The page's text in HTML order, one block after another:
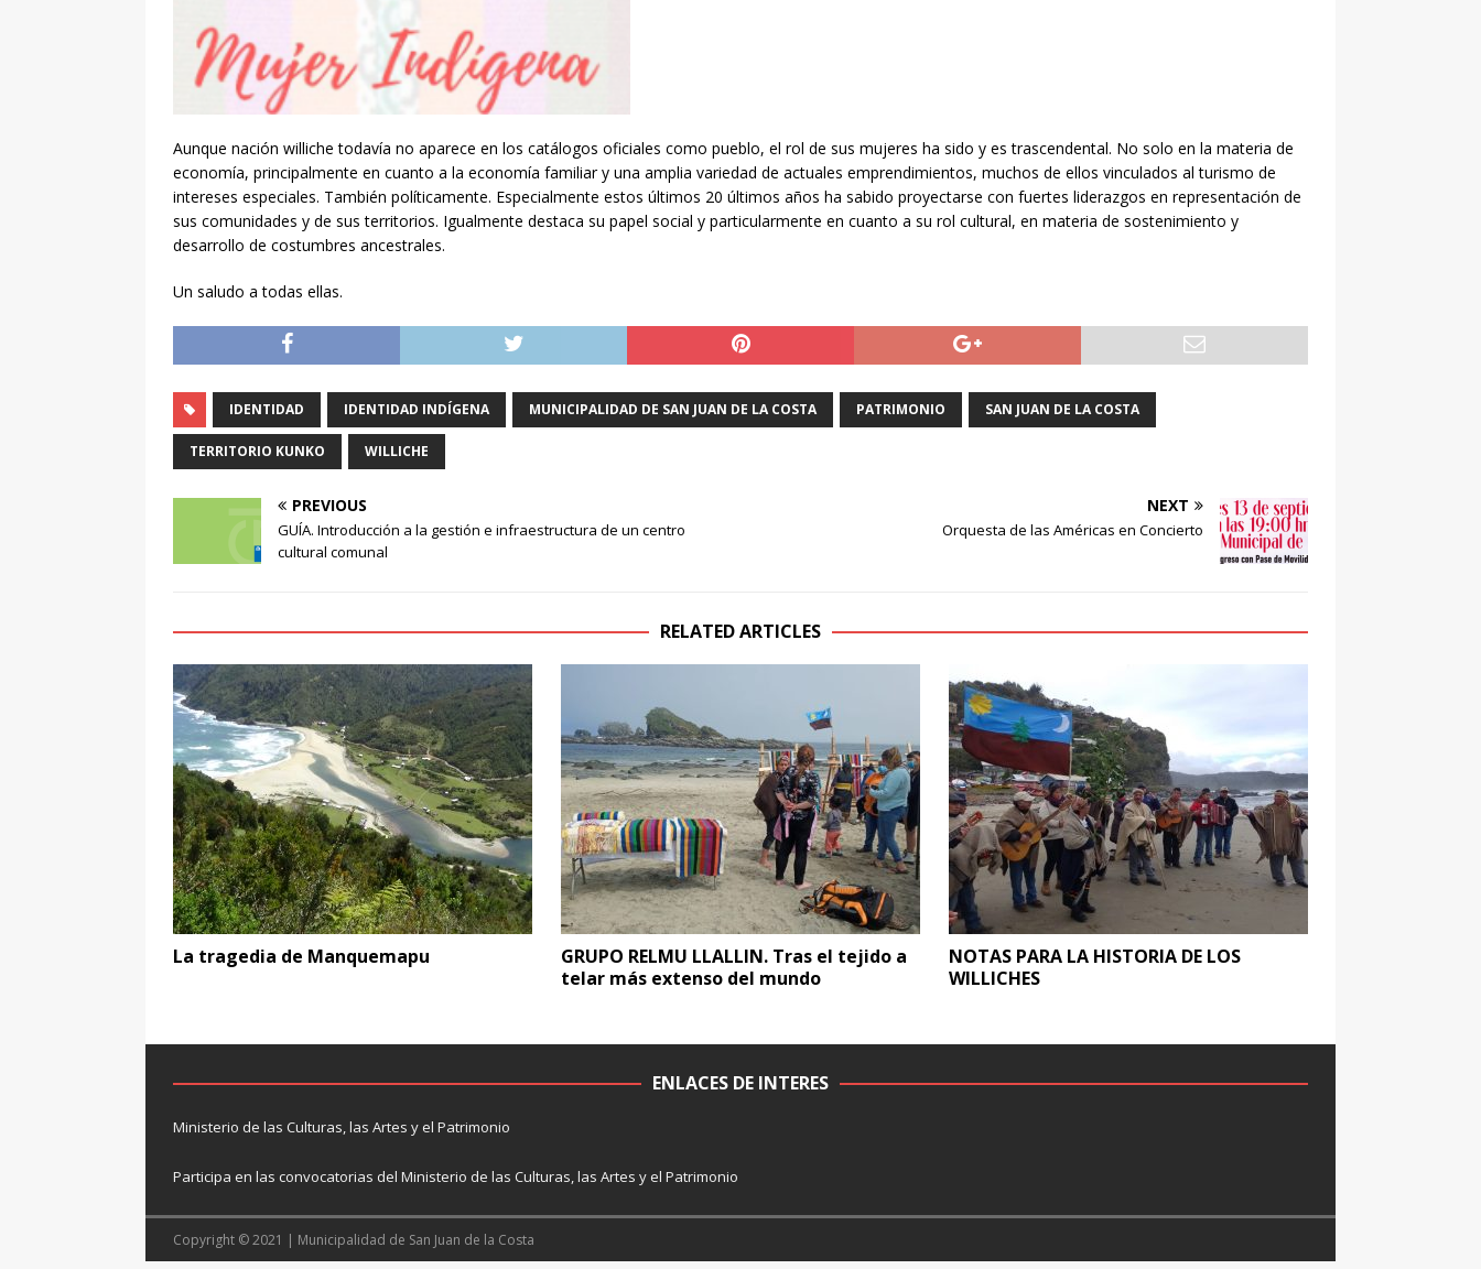
Aunque nación williche todavía no aparece en los catálogos oficiales como pueblo, el rol de sus mujeres ha sido y es trascendental. No solo en la materia de
economía, principalmente en cuanto a la economía familiar y una amplia variedad de actuales emprendimientos, muchos de ellos vinculados al turismo de
intereses especiales. También políticamente. Especialmente estos últimos 20 últimos años ha sabido proyectarse con fuertes liderazgos en representación de
sus comunidades y de sus territorios. Igualmente destaca su papel social y particularmente en cuanto a su rol cultural, en materia de sostenimiento y
desarrollo de costumbres ancestrales.
Un saludo a todas ellas.
IDENTIDAD IDENTIDAD INDÍGENA MUNICIPALIDAD DE SAN JUAN DE LA COSTA PATRIMONIO SAN JUAN DE LA COSTA
TERRITORIO KUNKO WILLICHE
PREVIOUS
GUÍA. Introducción a la gestión e infraestructura de un centro
cultural comunal
NEXT
Orquesta de las Américas en Concierto
RELATED ARTICLES
La tragedia de Manquemapu
GRUPO RELMU LLALLIN. Tras el tejido a
telar más extenso del mundo
NOTAS PARA LA HISTORIA DE LOS
WILLICHES
ENLACES DE INTERES
Ministerio de las Culturas, las Artes y el Patrimonio
Participa en las convocatorias del Ministerio de las Culturas, las Artes y el Patrimonio
Copyright © 2021 | Municipalidad de San Juan de la Costa